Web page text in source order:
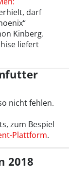
darf
Kinberg.
liefert
nicht fehlen.
zum Bespiel
Plattform.
2018